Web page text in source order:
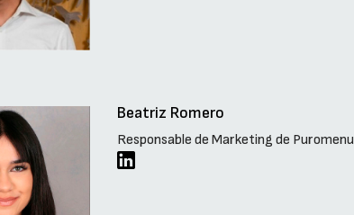
Beatriz Romero
Responsable de Marketing de Puromenu